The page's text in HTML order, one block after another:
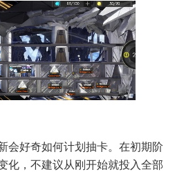
会好奇如何计划抽卡。在初期阶
化，不建议从刚开始就投入全部